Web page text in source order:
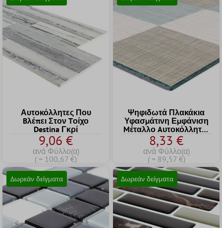
Αυτοκόλλητες Που
Bλέπει Στον Tοίχο
Destina Γκρί
9,06 €
ανά Φύλλο(α)
( = 100,67 €)
Ψηφιδωτά Πλακάκια
Υφασμάτινη Εμφάνιση
Mέταλλο Aυτοκόλλητες
Taxco Mix
8,33 €
ανά Φύλλο(α)
( = 89,57 €)
Δωρεάν δείγματα Δωρεάν δείγματα